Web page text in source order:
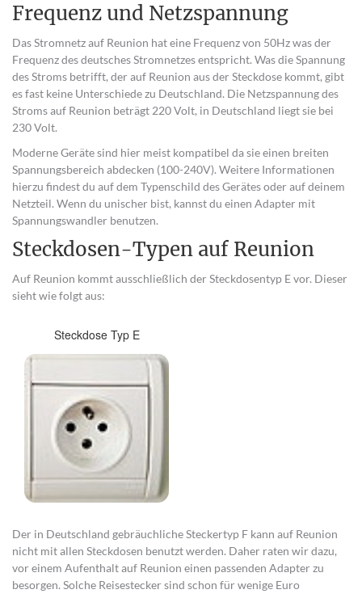
Frequenz und Netzspannung
Das Stromnetz auf Reunion hat eine Frequenz von 50Hz was der
Frequenz des deutsches Stromnetzes entspricht. Was die Spannung
des Stroms betrifft, der auf Reunion aus der Steckdose kommt, gibt
es fast keine Unterschiede zu Deutschland. Die Netzspannung des
Stroms auf Reunion beträgt 220 Volt, in Deutschland liegt sie bei
230 Volt.
Moderne Geräte sind hier meist kompatibel da sie einen breiten
Spannungsbereich abdecken (100-240V). Weitere Informationen
hierzu findest du auf dem Typenschild des Gerätes oder auf deinem
Netzteil. Wenn du unischer bist, kannst du einen Adapter mit
Spannungswandler benutzen.
Steckdosen-Typen auf Reunion
Auf Reunion kommt ausschließlich der Steckdosentyp E vor. Dieser
sieht wie folgt aus:
Steckdose Typ E
Der in Deutschland gebräuchliche Steckertyp F kann auf Reunion
nicht mit allen Steckdosen benutzt werden. Daher raten wir dazu,
vor einem Aufenthalt auf Reunion einen passenden Adapter zu
besorgen. Solche Reisestecker sind schon für wenige Euro